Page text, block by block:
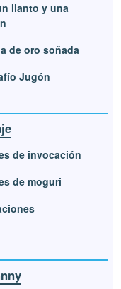
llanto y una
de oro soñada
Jugón
de invocación
de moguri